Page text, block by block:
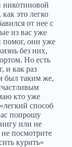
никотиновой
это легко
от нее с
из вас уже
помог, они уже
без них,
Но есть
и как раз
был таким же,
кто уже
способ
попрошу
или не
посмотрите
курить»